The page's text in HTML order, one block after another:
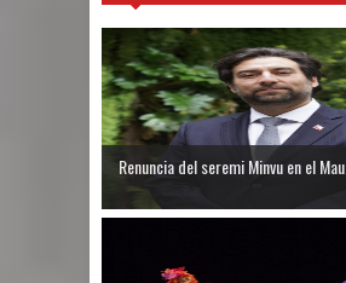
Renuncia del seremi Minvu en el Mau...